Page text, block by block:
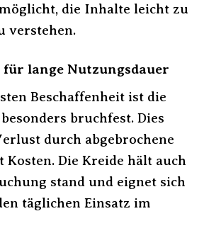
die Inhalte leicht zu
verstehen.
lange Nutzungsdauer
Beschaffenheit ist die
bruchfest. Dies
durch abgebrochene
Kosten. Die Kreide hält auch
stand und eignet sich
täglichen Einsatz im